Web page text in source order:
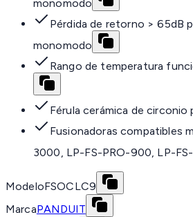
monomodo
Pérdida de retorno > 65dB
monomodo
Rango de temperatura
Férula cerámica de circonio
Fusionadoras compatibles
3000, LP-FS-PRO-900, LP-
ModeloFSOCLC9
MarcaPANDUIT